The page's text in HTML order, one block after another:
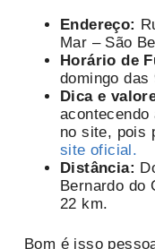
Endereço:
Mar – São
Horário de
domingo das
Dica e
acontecendo
no site, pois
site oficial.
Distância:
Bernardo do
22 km.
Bom é isso